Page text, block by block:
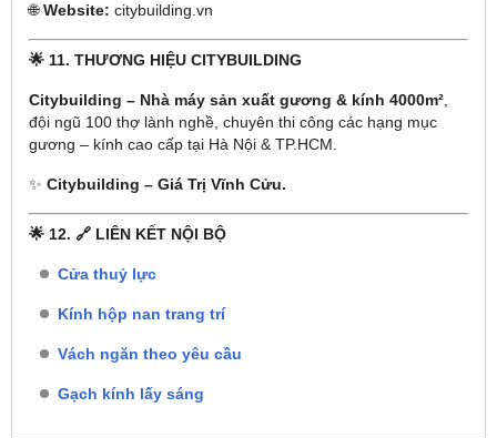
🌐Website: citybuilding.vn
🌟 11. THƯƠNG HIỆU CITYBUILDING
Citybuilding – Nhà máy sản xuất gương & kính 4000m²
đội ngũ 100 thợ lành nghề, chuyên thi công các hạng mục
gương – kính cao cấp tại Hà Nội & TP.HCM.
✨ Citybuilding – Giá Trị Vĩnh Cửu.
🌟 12. 🔗 LIÊN KẾT NỘI BỘ
Cửa thuỷ lực
Kính hộp nan trang trí
Vách ngăn theo yêu cầu
Gạch kính lấy sáng